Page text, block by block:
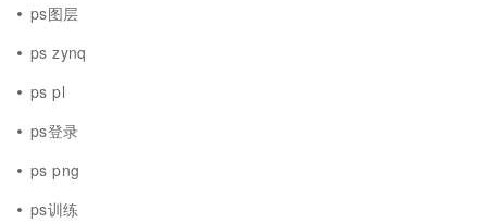
ps图层
ps zynq
ps pl
ps登录
ps png
ps训练